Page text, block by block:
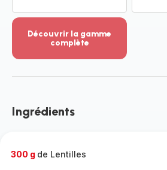
Découvrir la gamme
complète
-
gamme
Ingrédients
300 g de Lentilles